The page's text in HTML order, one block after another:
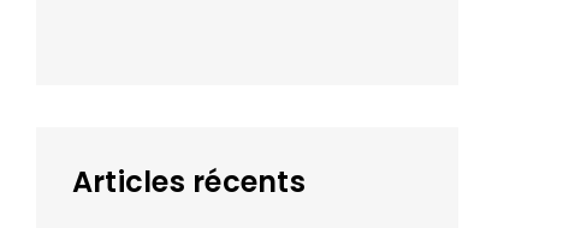
Articles récents